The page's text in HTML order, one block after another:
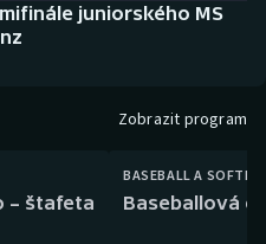
juniorského MS
Zobrazit program
– štafeta
BASEBALL A
Baseballová